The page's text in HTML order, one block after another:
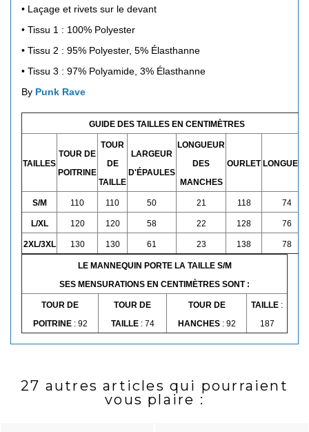
• Laçage et rivets sur le devant
• Tissu 1 : 100% Polyester
• Tissu 2 : 95% Polyester, 5% Élasthanne
• Tissu 3 : 97% Polyamide, 3% Élasthanne
By Punk Rave
GUIDE DES TAILLES EN CENTIMÈTRES
TAILLES
TOUR DE
POITRINE
TOUR
DE
TAILLE
LARGEUR
D'ÉPAULES
LONGUEUR
DES
MANCHES
OURLET
S/M 110 110 50 21 118 74
L/XL 120 120 58 22 128 76
2XL/3XL 130 130 61 23 138 78
LE MANNEQUIN PORTE LA TAILLE S/M
SES MENSURATIONS EN CENTIMÈTRES SONT :
TOUR DE
POITRINE: 92
TOUR DE
TAILLE: 74
TOUR DE
HANCHES: 92
TAILLE :
187
27 autres articles qui pourraient
vous plaire :